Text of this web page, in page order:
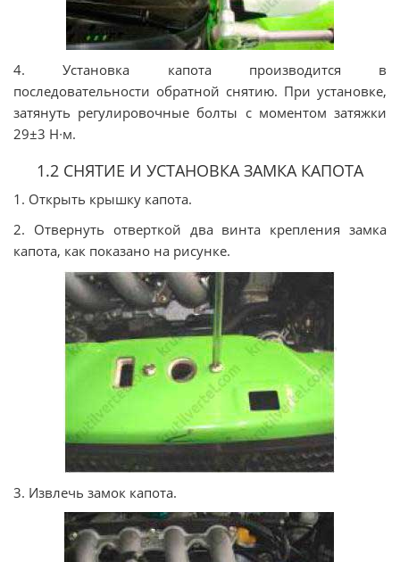
4. Установка капота производится в
последовательности обратной снятию. При установке,
затянуть регулировочные болты с моментом затяжки
29±3 Н∙м.
1.2 СНЯТИЕ И УСТАНОВКА ЗАМКА КАПОТА
1. Открыть крышку капота.
2. Отвернуть отверткой два винта крепления замка
капота, как показано на рисунке.
3. Извлечь замок капота.